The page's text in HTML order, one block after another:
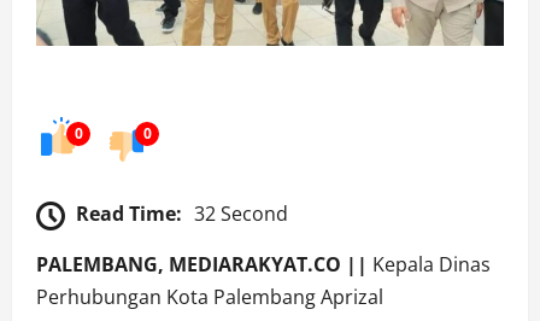
0 0
Read Time: 32 Second
PALEMBANG, MEDIARAKYAT.CO || Kepala Dinas
Perhubungan Kota Palembang Aprizal